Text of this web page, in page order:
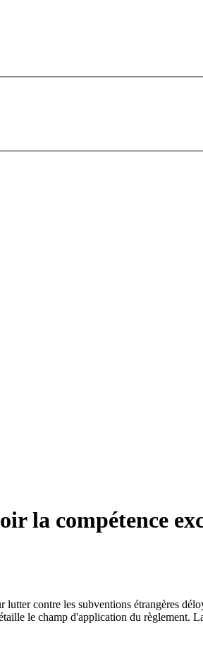
la compétence
contre les subventions étrangères
le champ d'application du règlement.